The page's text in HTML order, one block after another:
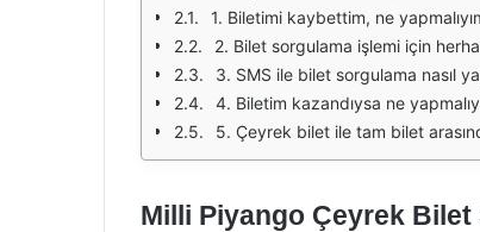
1. Biletimi kaybettim, ne
2. Bilet sorgulama işlemi için
3. SMS ile bilet sorgulama nasıl
4. Biletim kazandıysa ne
5. Çeyrek bilet ile tam bilet
Milli Piyango Çeyrek Bilet